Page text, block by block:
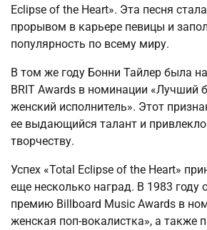
Eclipse of the Heart». Эта песня
прорывом в карьере певицы и
популярность по всему миру.
В том же году Бонни Тайлер была
BRIT Awards в номинации «Лучший
женский исполнитель». Этот
ее выдающийся талант и
творчеству.
Успех «Total Eclipse of the Heart»
еще несколько наград. В 1983 году
премию Billboard Music Awards в
женская поп-вокалистка», а также